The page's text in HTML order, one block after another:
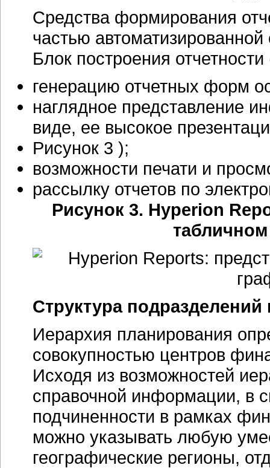
Средства формирования
частью
Блок построения
генерацию отчетных форм
наглядное представление
виде, ее высокое
Рисунок 3 );
возможности печати и
рассылку отчетов по
Рисунок 3. Hyperion
Структура подразделений
Иерархия планирования
совокупностью центров
Исходя из возможностей
справочной информации, в
подчиненности в рамках
можно указывать любую
географические регионы,